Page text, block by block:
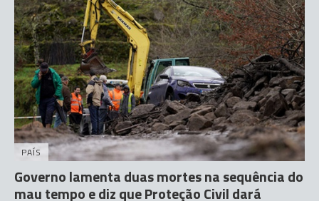
PAÍS
Governo lamenta duas mortes na sequência do
mau tempo e diz que Proteção Civil dará